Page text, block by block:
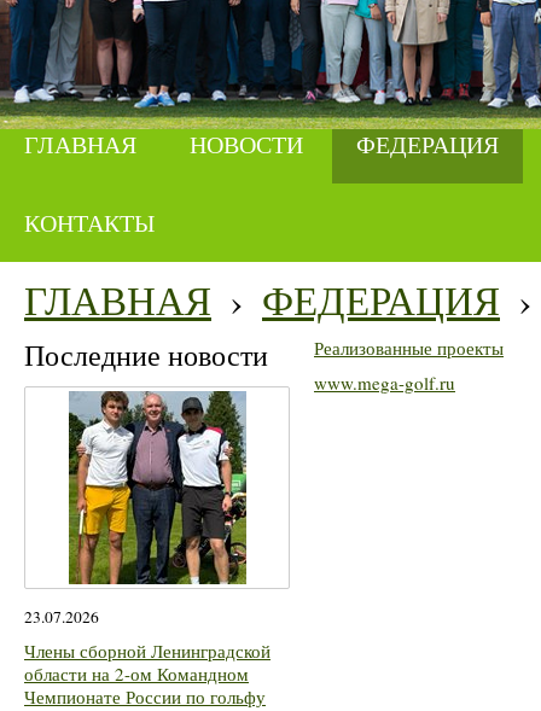
ГЛАВНАЯ НОВОСТИ ФЕДЕРАЦИЯ
КОНТАКТЫ
ГЛАВНАЯ › ФЕДЕРАЦИЯ ›
Последние новости
23.07.2026
Члены сборной Ленинградской
области на 2-ом Командном
Чемпионате России по гольфу
Реализованные проекты
www.mega-golf.ru